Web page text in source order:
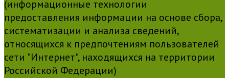
(информационные технологии
предоставления информации на основе сбора,
систематизации и анализа сведений,
относящихся к предпочтениям пользователей
сети "Интернет", находящихся на территории
Российской Федерации)